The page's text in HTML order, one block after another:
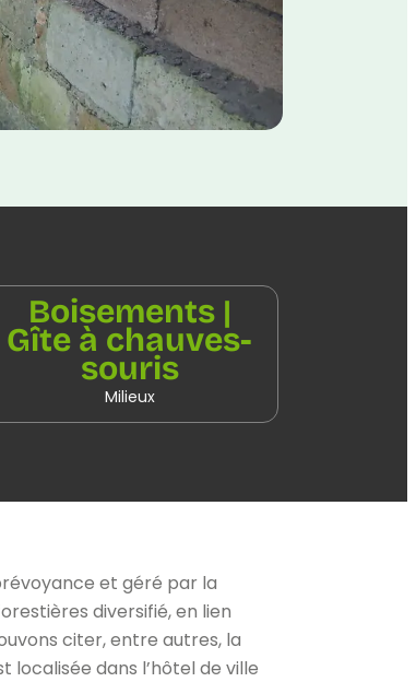
Boisements |
Gîte à chauves-
souris
Milieux
et géré par la
diversifié, en lien
citer, entre autres, la
dans l’hôtel de ville